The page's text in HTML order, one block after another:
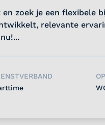
zoek je een flexibele
relevante